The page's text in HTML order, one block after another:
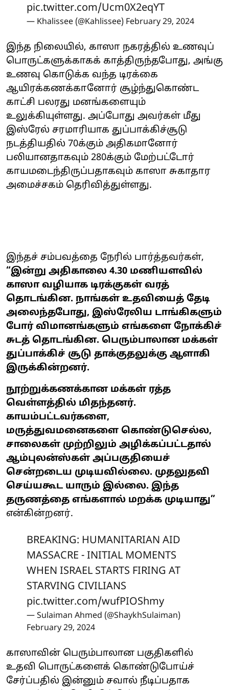
pic.twitter.com/Ucm0X2eqYT
— Khalissee (@Kahlissee) February 29, 2024
இந்த நிலையில், காஸா நகரத்தில் உணவுப்
பொருட்களுக்காகக் காத்திருந்தபோது, அங்கு
உணவு கொடுக்க வந்த டிரக்கை
ஆயிரக்கணக்கானோர் சூழ்ந்துகொண்ட
காட்சி பலரது மனங்களையும்
உலுக்கியுள்ளது. அப்போது அவர்கள் மீது
இஸ்ரேல் சரமாரியாக துப்பாக்கிச்சூடு
நடத்தியதில் 70க்கும் அதிகமானோர்
பலியானதாகவும் 280க்கும் மேற்பட்டோர்
காயமடைந்திருப்பதாகவும் காஸா சுகாதார
அமைச்சகம் தெரிவித்துள்ளது.
இந்தச் சம்பவத்தை நேரில் பார்த்தவர்கள்,
“இன்று அதிகாலை 4.30 மணியளவில்
காஸா வழியாக டிரக்குகள் வரத்
தொடங்கின. நாங்கள் உதவியைத் தேடி
அலைந்தபோது, இஸ்ரேலிய டாங்கிகளும்
போர் விமானங்களும் எங்களை நோக்கிச்
சுடத் தொடங்கின. பெரும்பாலான மக்கள்
துப்பாக்கிச் சூடு தாக்குதலுக்கு ஆளாகி
இருக்கின்றனர்.
நூற்றுக்கணக்கான மக்கள் ரத்த
வெள்ளத்தில் மிதந்தனர்.
காயம்பட்டவர்களை,
மருத்துவமனைகளை கொண்டுசெல்ல,
சாலைகள் முற்றிலும் அழிக்கப்பட்டதால்
ஆம்புலன்ஸ்கள் அப்பகுதியைச்
சென்றடைய முடியவில்லை. முதலுதவி
செய்யகூட யாரும் இல்லை. இந்த
தருணத்தை எங்களால் மறக்க முடியாது”
என்கின்றனர்.
BREAKING: HUMANITARIAN AID
MASSACRE - INITIAL MOMENTS
WHEN ISRAEL STARTS FIRING AT
STARVING CIVILIANS
pic.twitter.com/wufPIOShmy
— Sulaiman Ahmed (@ShaykhSulaiman)
February 29, 2024
காஸாவின் பெரும்பாலான பகுதிகளில்
உதவி பொருட்களைக் கொண்டுபோய்ச்
சேர்ப்பதில் இன்னும் சவால் நீடிப்பதாக